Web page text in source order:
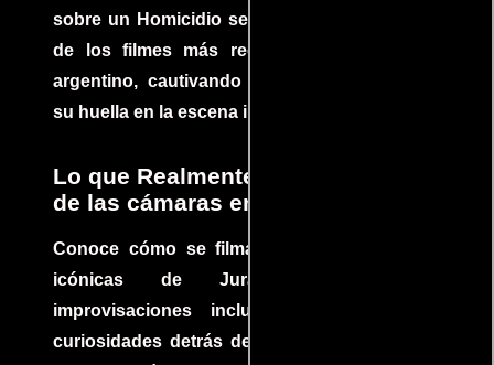
sobre un Homicidio se ha convertido en uno
de los filmes más recomendados del cine
argentino, cautivando audiencias y dejando
su huella en la escena internacional.
Lo que Realmente Sucedió detrás
de las cámaras en Jurassic Park
Conoce cómo se filmaron algunas escenas
icónicas de Jurassic Park, con
improvisaciones incluidas. ¡Descubre las
curiosidades detrás del rodaje de un clásico